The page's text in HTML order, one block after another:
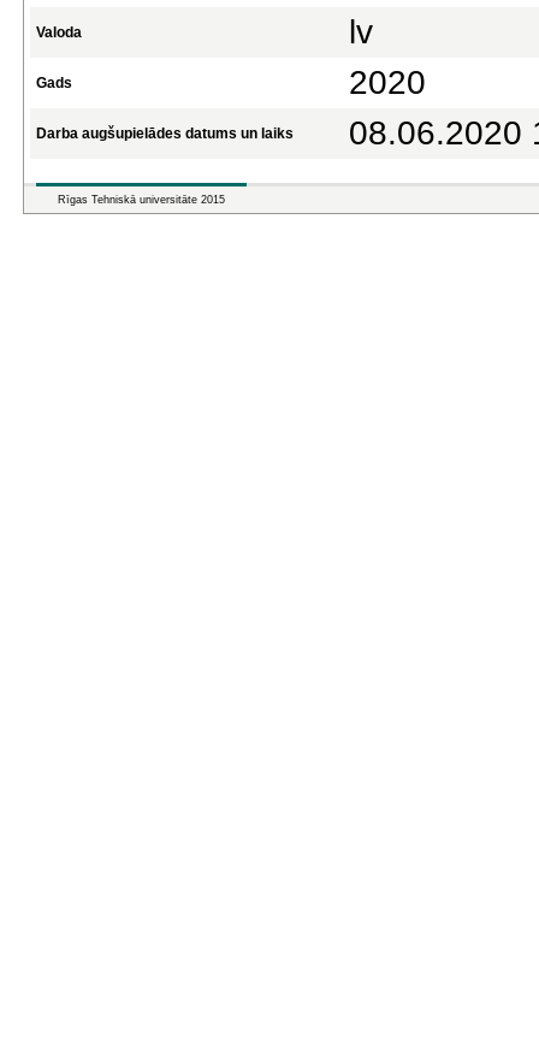
Valoda lv
Gads 2020
Darba augšupielādes datums un laiks 08.06.2020
Rīgas Tehniskā universitāte 2015